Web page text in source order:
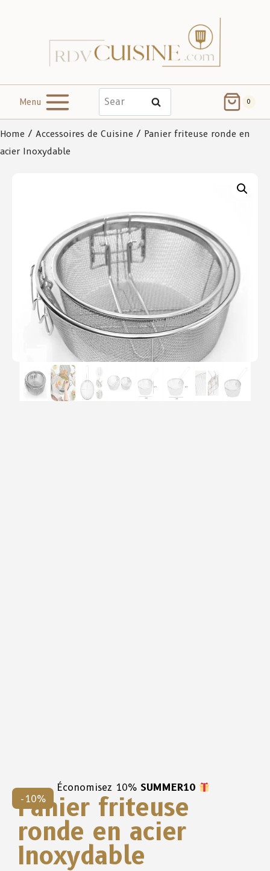
Menu Search 0
Home / Accessoires de Cuisine / Panier friteuse ronde en
acier Inoxydable
-10%
Économisez 10% SUMMER10
Panier friteuse
ronde en acier
Inoxydable